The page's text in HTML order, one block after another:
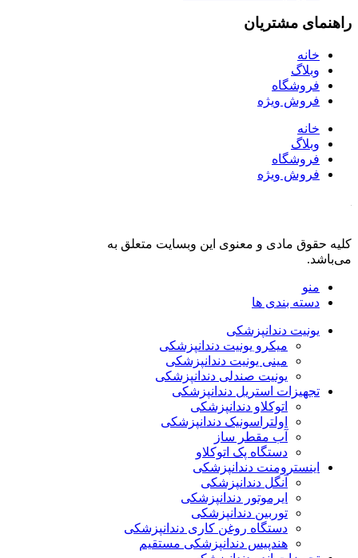
راهنمای مشتریان
خانه
وبلاگ
فروشگاه
فروش ویژه
خانه
وبلاگ
فروشگاه
فروش ویژه
کلیه حقوق مادی و معنوی این وبسایت متعلق به
می‌باشد.
منو
دسته بندی ها
یونیت دندانپزشکی
میکرو یونیت دندانپزشکی
مینی یونیت دندانپزشکی
یونیت صندلی دندانپزشکی
تجهیزات استریل دندانپزشکی
اتوکلاو دندانپزشکی
اولتراسونیک دندانپزشکی
آب مقطر ساز
دستگاه پک اتوکلاو
اینسترومنت دندانپزشکی
آنگل دندانپزشکی
ایرموتور دندانپزشکی
توربین دندانپزشکی
دستگاه روغن کاری دندانپزشکی
هندپیس دندانپزشکی مستقیم